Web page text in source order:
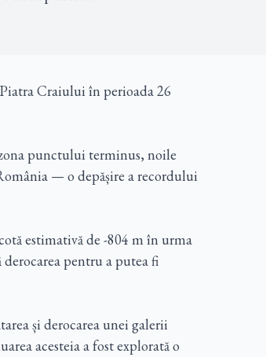
Craiului în perioada 26
punctului terminus, noile
— o depășire a recordului
estimativă de -804 m în urma
pentru a putea fi
și derocarea unei galerii
acesteia a fost explorată o